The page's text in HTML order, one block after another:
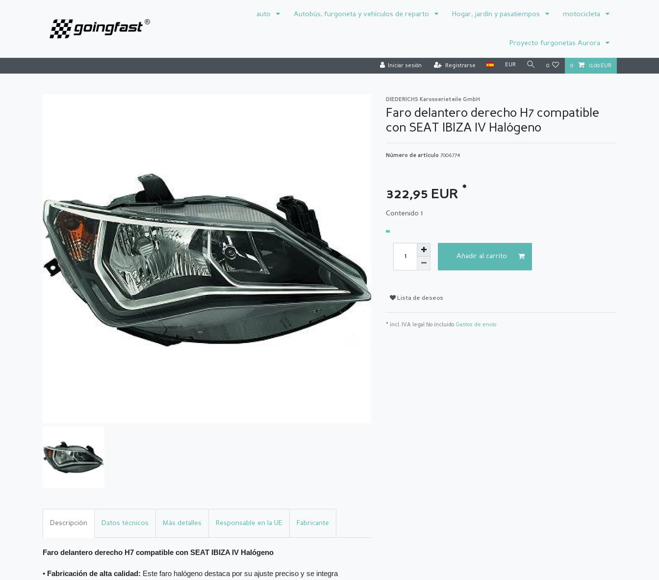
auto Autobús, furgoneta y vehículos de reparto Hogar, jardín y pasatiempos motocicleta
Proyecto furgonetas Aurora
Iniciar sesión Registrarse EUR 0 0 0,00 EUR
DIEDERICHS Karosserieteile GmbH
Faro delantero derecho H7 compatible
con SEAT IBIZA IV Halógeno
Número de artículo 7006774
322,95 EUR *
Contenido 1
Añadir al carrito
Lista de deseos
* incl. IVA legal No incluido Gastos de envío
Descripción Datos técnicos Más detalles Responsable en la UE Fabricante
Faro delantero derecho H7 compatible con SEAT IBIZA IV Halógeno
• Fabricación de alta calidad: Este faro halógeno destaca por su ajuste preciso y se integra